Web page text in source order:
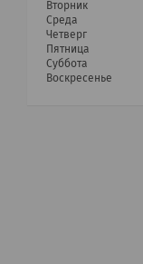
Вторник
Среда
Четверг
Пятница
Суббота
Воскресенье